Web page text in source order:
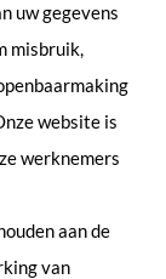
uw gegevens
misbruik,
website is
werknemers
aan de
van